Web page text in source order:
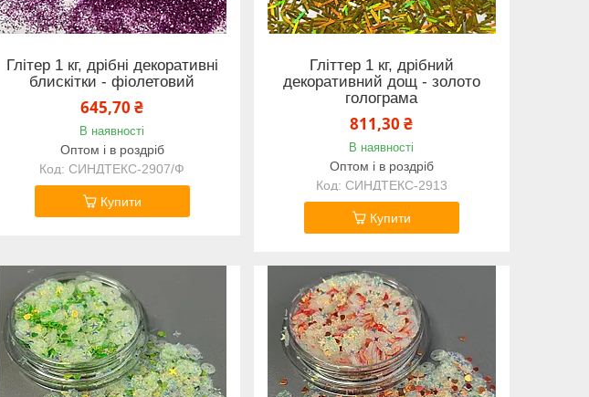
Глітер 1 кг, дрібні декоративні
блискітки - фіолетовий
645,70 ₴
В наявності
Оптом і в роздріб
СИНДТЕКС-2907/Ф
Купити
Гліттер 1 кг, дрібний
декоративний дощ - золото
голограма
811,30 ₴
В наявності
Оптом і в роздріб
СИНДТЕКС-2913
Купити